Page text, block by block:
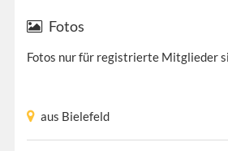
Fotos
Fotos nur für registrierte Mitglieder
aus Bielefeld